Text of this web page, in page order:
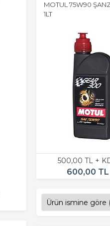
MOTUL 75W90
1LT
500,00 TL +
600,00 TL